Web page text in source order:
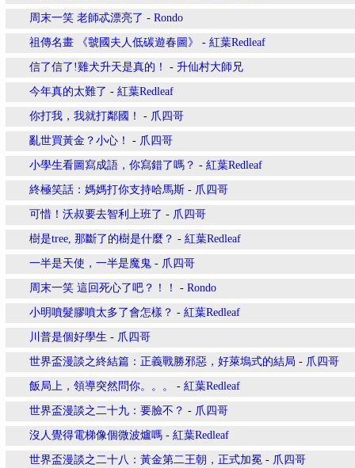
周末一笑 老師忒漂亮了 - Rondo
祖傳名畫 《虢國夫人低碳遊春圖》 - 紅葉Redleaf
信了信了!雞犬升天是真的！ - 升仙村大師兄
今年真的太難了 - 紅葉Redleaf
你打我，我就打鄰國！ - 爪四哥
亂世買黃金？小心！ - 爪四哥
小學生看圖寫成語，你寫錯了嗎？ - 紅葉Redleaf
終極笑話：媽媽打你支持哈馬斯 - 爪四哥
可惜！沃叔要去智利上班了 - 爪四哥
樹是tree, 那斷了的樹是什麼？ - 紅葉Redleaf
一半是天使，一半是魔鬼 - 爪四哥
周末一笑 這回死心了吧？！！ - Rondo
小明噴髮膠噴太多了會怎樣？ - 紅葉Redleaf
川普是個好學生 - 爪四哥
世界盃漫談之終結篇：正義戰勝邪惡，好萊塢式的結局 - 爪四哥
飯局上，領導突然問你。。。 - 紅葉Redleaf
世界盃漫談之二十九：要臉不？ - 爪四哥
沒人覺得電梯像個微波爐嗎 - 紅葉Redleaf
世界盃漫談之二十八：黃金第二王朝，正式加冕 - 爪四哥